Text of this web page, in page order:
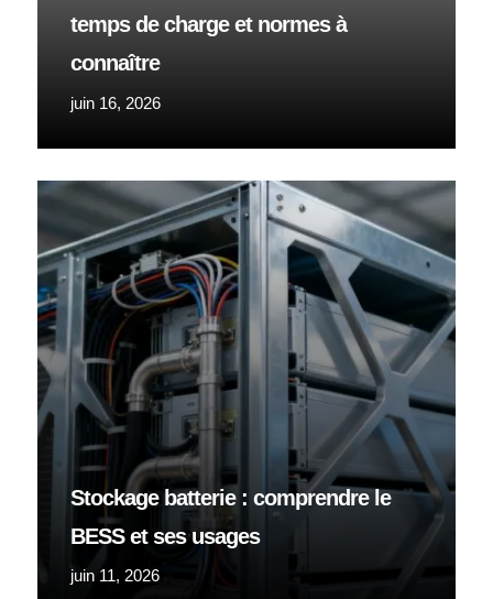
temps de charge et normes à
connaître
juin 16, 2026
Stockage batterie : comprendre le
BESS et ses usages
juin 11, 2026